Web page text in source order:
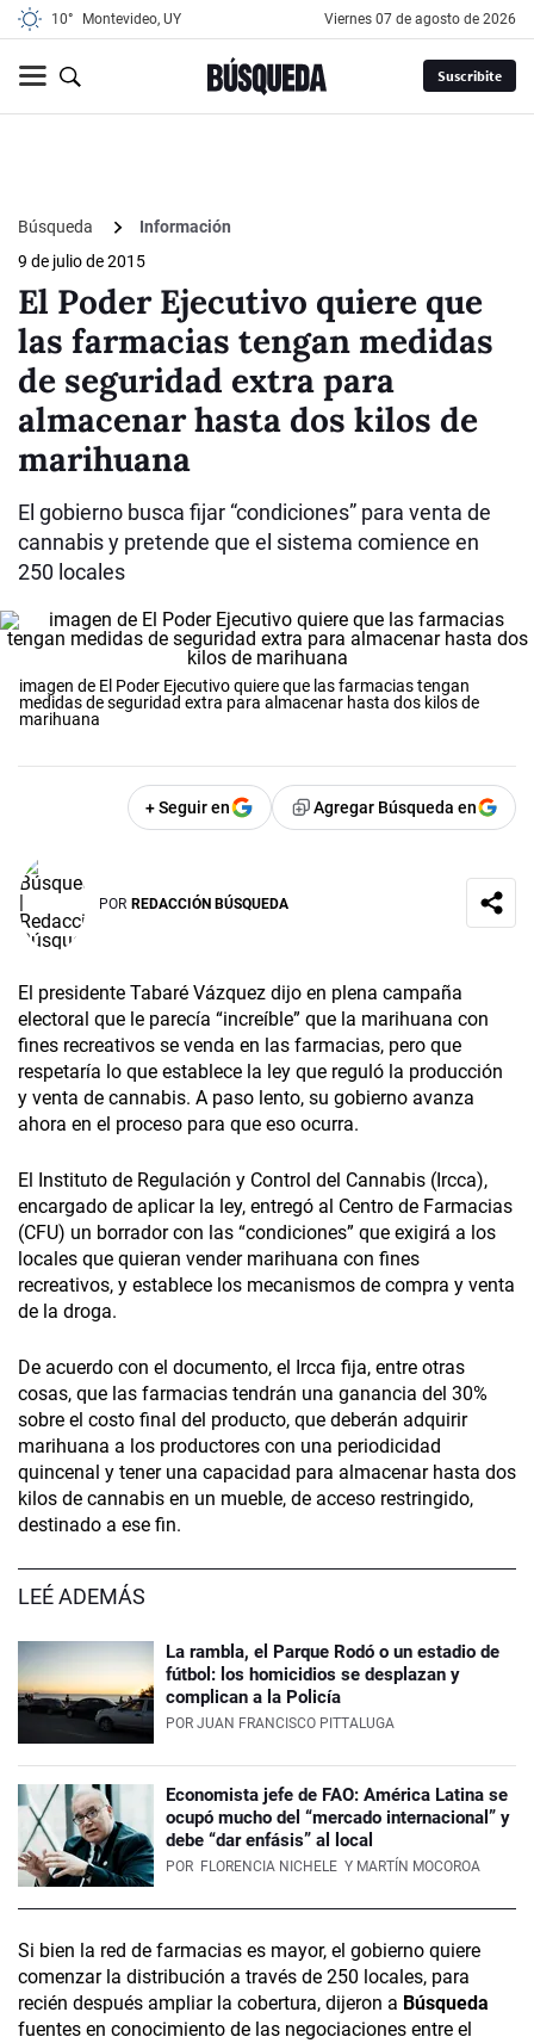
10° Montevideo, UY viernes 07 de agosto de 2026
Suscribite
Búsqueda
Información
9 de julio de 2015
El Poder Ejecutivo quiere que
las farmacias tengan medidas
de seguridad extra para
almacenar hasta dos kilos de
marihuana
El gobierno busca fijar “condiciones” para venta de
cannabis y pretende que el sistema comience en
250 locales
imagen de El Poder Ejecutivo quiere que las farmacias tengan
medidas de seguridad extra para almacenar hasta dos kilos de
marihuana
+ Seguir en Agregar Búsqueda en
POR REDACCIÓN BÚSQUEDA
El presidente Tabaré Vázquez dijo en plena campaña
electoral que le parecía “increíble” que la marihuana con
fines recreativos se venda en las farmacias, pero que
respetaría lo que establece la ley que reguló la producción
y venta de cannabis. A paso lento, su gobierno avanza
ahora en el proceso para que eso ocurra.
El Instituto de Regulación y Control del Cannabis (Ircca),
encargado de aplicar la ley, entregó al Centro de Farmacias
(CFU) un borrador con las “condiciones” que exigirá a los
locales que quieran vender marihuana con fines
recreativos, y establece los mecanismos de compra y venta
de la droga.
De acuerdo con el documento, el Ircca fija, entre otras
cosas, que las farmacias tendrán una ganancia del 30%
sobre el costo final del producto, que deberán adquirir
marihuana a los productores con una periodicidad
quincenal y tener una capacidad para almacenar hasta dos
kilos de cannabis en un mueble, de acceso restringido,
destinado a ese fin.
LEÉ ADEMÁS
La rambla, el Parque Rodó o un estadio de
fútbol: los homicidios se desplazan y
complican a la Policía
POR JUAN FRANCISCO PITTALUGA
Economista jefe de FAO: América Latina se
ocupó mucho del “mercado internacional” y
debe “dar enfásis” al local
POR FLORENCIA NICHELE Y MARTÍN MOCOROA
Si bien la red de farmacias es mayor, el gobierno quiere
comenzar la distribución a través de 250 locales, para
recién después ampliar la cobertura, dijeron a Búsqueda
fuentes en conocimiento de las negociaciones entre el